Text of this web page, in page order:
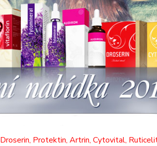
Protektin, Artrin, Cytovital,